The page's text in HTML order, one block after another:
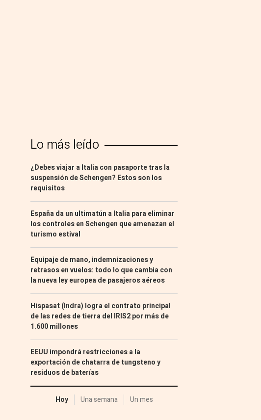
Lo más leído
¿Debes viajar a Italia con pasaporte tras la
suspensión de Schengen? Estos son los
requisitos
España da un ultimatún a Italia para eliminar
los controles en Schengen que amenazan el
turismo estival
Equipaje de mano, indemnizaciones y
retrasos en vuelos: todo lo que cambia con
la nueva ley europea de pasajeros aéreos
Hispasat (Indra) logra el contrato principal
de las redes de tierra del IRIS2 por más de
1.600 millones
EEUU impondrá restricciones a la
exportación de chatarra de tungsteno y
residuos de baterías
Hoy Una semana Un mes